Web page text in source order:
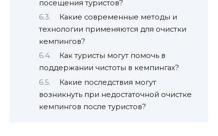
посещения туристов?
Какие современные методы и
технологии применяются для очистки
кемпингов?
Как туристы могут помочь в
поддержании чистоты в кемпингах?
Какие последствия могут
возникнуть при недостаточной очистке
кемпингов после туристов?